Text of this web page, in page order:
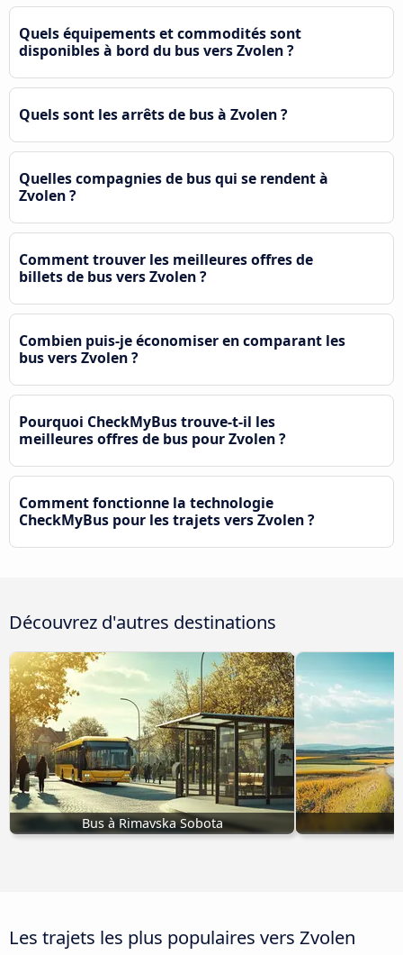
Quels équipements et commodités sont
disponibles à bord du bus vers Zvolen ?
Quels sont les arrêts de bus à Zvolen ?
Quelles compagnies de bus qui se rendent à
Zvolen ?
Comment trouver les meilleures offres de
billets de bus vers Zvolen ?
Combien puis-je économiser en comparant les
bus vers Zvolen ?
Pourquoi CheckMyBus trouve-t-il les
meilleures offres de bus pour Zvolen ?
Comment fonctionne la technologie
CheckMyBus pour les trajets vers Zvolen ?
Découvrez d'autres destinations
Bus à Rimavska Sobota
Les trajets les plus populaires vers Zvolen